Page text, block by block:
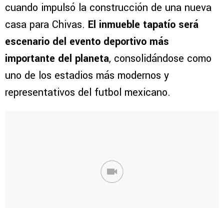
cuando impulsó la construcción de una nueva
casa para Chivas. El inmueble tapatío será
escenario del evento deportivo más
importante del planeta, consolidándose como
uno de los estadios más modernos y
representativos del futbol mexicano.